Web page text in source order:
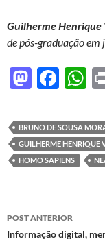
Guilherme
de pós-graduação
M
to
d
o
F
e
b
o
k
at
s
A
p
BRUNO DE SOUSA
GUILHERME HENRIQUE
HOMO SAPIENS
Navegação
de
POST ANTERIOR
Informação digital,